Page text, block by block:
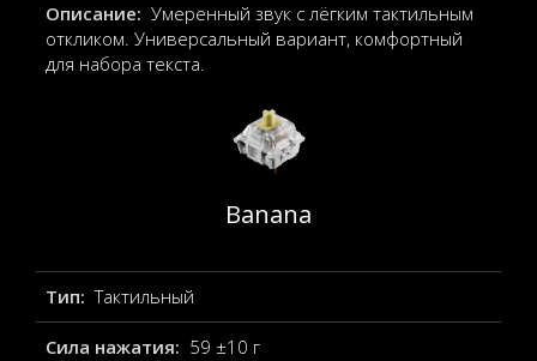
Описание: Умеренный звук с лёгким тактильным
откликом. Универсальный вариант, комфортный
для набора текста.
Banana
Тип: Тактильный
Сила нажатия: 59 ±10 г